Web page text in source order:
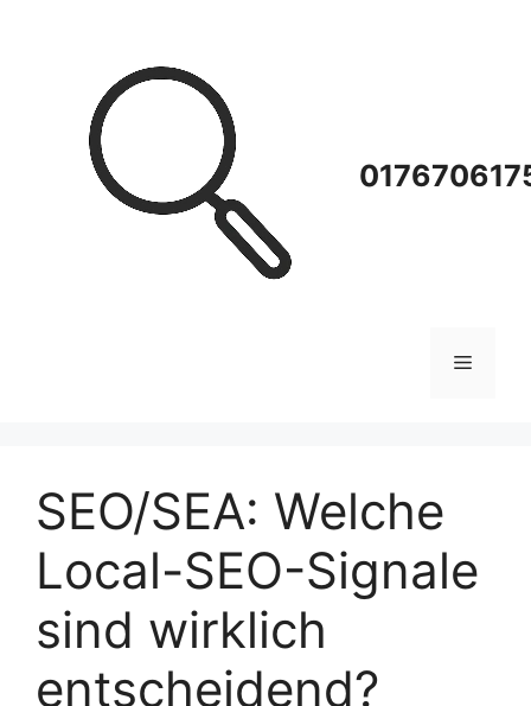
Menü
SEO/SEA: Welche
Local-SEO-Signale
sind wirklich
entscheidend?